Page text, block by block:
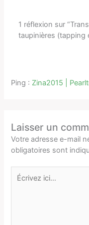
1 réflexion sur
taupinières (tapping
Ping : Zina2015 |
Laisser un
Votre adresse e-mail
obligatoires sont
Écrivez
ici…